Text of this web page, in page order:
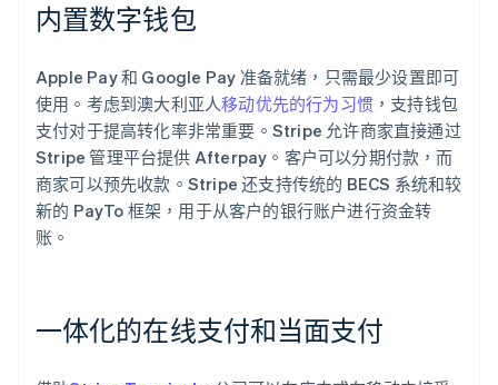
内置数字钱包
Apple Pay 和 Google Pay 准备就绪，只需最少设置即可
使用。考虑到澳大利亚人移动优先的行为习惯 ，支持钱包
支付对于提高转化率非常重要。Stripe 允许商家直接通过
Stripe 管理平台提供 Afterpay。客户可以分期付款，而
商家可以预先收款。Stripe 还支持传统的 BECS 系统和较
新的 PayTo 框架，用于从客户的银行账户进行资金转
账。
一体化的在线支付和当面支付